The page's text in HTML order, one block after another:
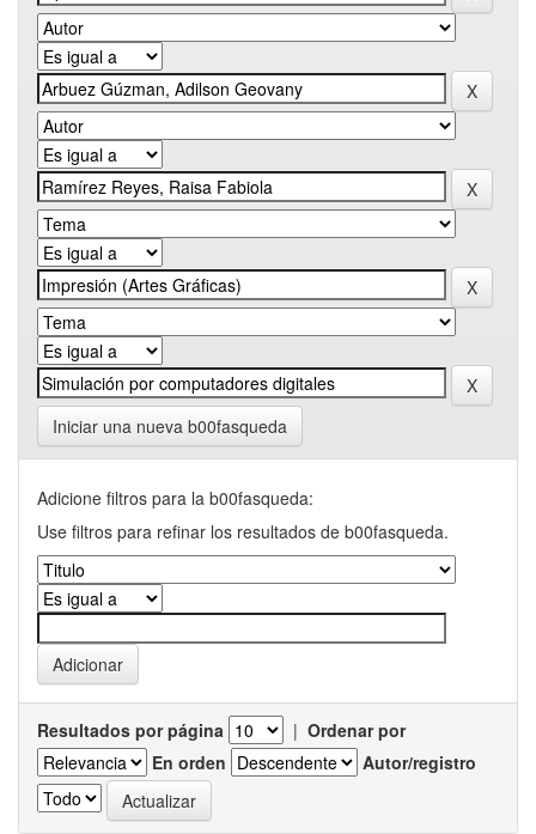
Iniciar una nueva b00fasqueda
Adicione filtros para la b00fasqueda:
Use filtros para refinar los resultados de b00fasqueda.
Resultados por página | Ordenar por
En orden
Autor/registro